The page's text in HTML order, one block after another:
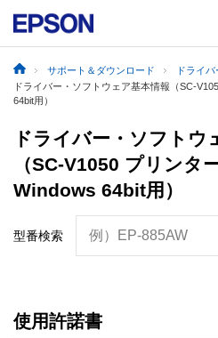
サポート＆ダウンロード
ドライ
ドライバー・ソフトウェア基本情報（SC-
64bit用）
ドライバー・ソフトウ
（SC-V1050 プリンタ
Windows 64bit用）
型番検索 例）EP-885AW
使用許諾書